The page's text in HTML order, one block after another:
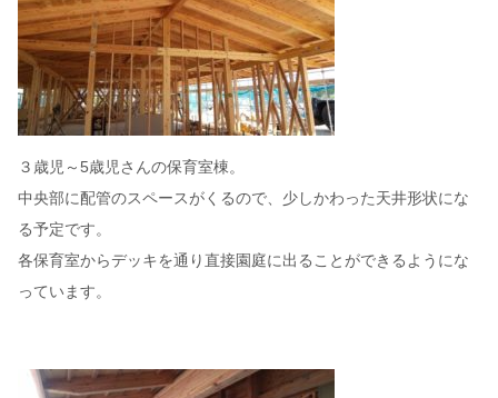
３歳児～5歳児さんの保育室棟。
中央部に配管のスペースがくるので、少しかわった天井形状にな
る予定です。
各保育室からデッキを通り直接園庭に出ることができるようにな
っています。